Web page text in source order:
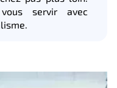
servir avec